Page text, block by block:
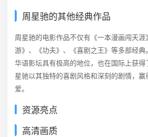
周星驰的其他经典作品
周星驰的电影作品不仅有《一本漫画闯天
游》、《功夫》、《喜剧之王》等多部经
华语影坛具有极高的地位，也在国际上获
星驰以其独特的喜剧风格和深刻的剧情，
爱。
资源亮点
高清画质